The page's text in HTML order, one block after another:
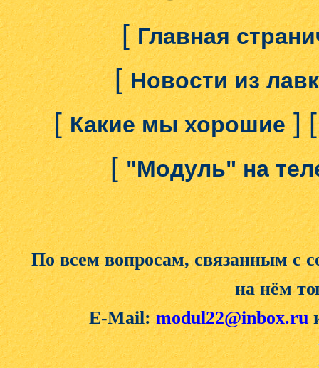
[Главная
[Новости из
[Какие мы хорошие]
["Модуль" на
По всем вопросам, связанным с
на нём
E-Mail:modul22@inbox.ru